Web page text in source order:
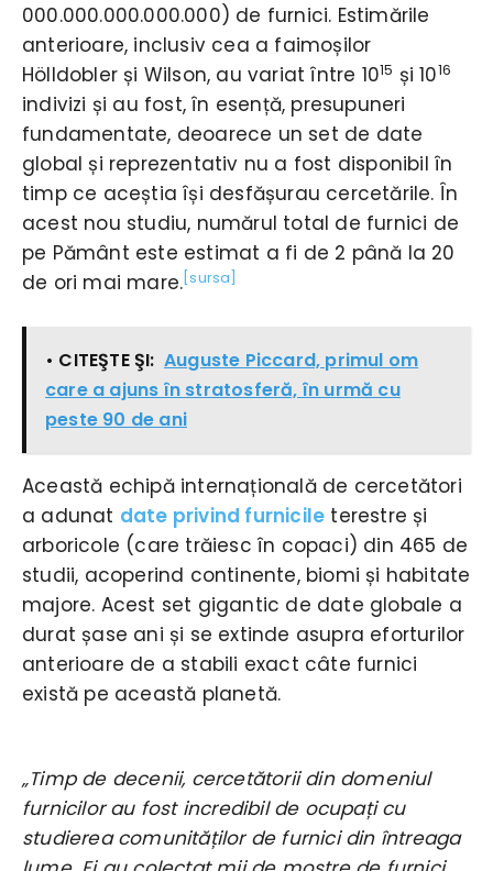
000.000.000.000.000) de furnici. Estimările
anterioare, inclusiv cea a faimoșilor
Hölldobler și Wilson, au variat între 1015 și 1016
indivizi și au fost, în esență, presupuneri
fundamentate, deoarece un set de date
global și reprezentativ nu a fost disponibil în
timp ce aceștia își desfășurau cercetările. În
acest nou studiu, numărul total de furnici de
pe Pământ este estimat a fi de 2 până la 20
de ori mai mare. [sursa]
• CITEŞTE ŞI: Auguste Piccard, primul om
care a ajuns în stratosferă, în urmă cu
peste 90 de ani
Această echipă internațională de cercetători
a adunat date privind furnicile terestre și
arboricole (care trăiesc în copaci) din 465 de
studii, acoperind continente, biomi și habitate
majore. Acest set gigantic de date globale a
durat șase ani și se extinde asupra eforturilor
anterioare de a stabili exact câte furnici
există pe această planetă.
„Timp de decenii, cercetătorii din domeniul
furnicilor au fost incredibil de ocupați cu
studierea comunităților de furnici din întreaga